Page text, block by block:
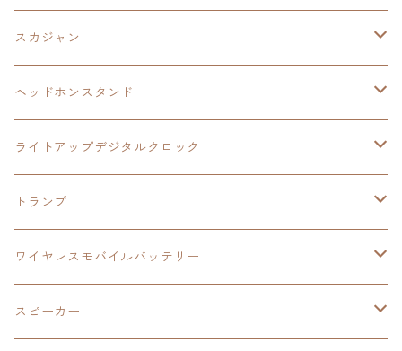
置くだけスピーカー
飾れるはがき
手帳型スマホカバー
モバイルバッテリー
オーロラアクリルスタンド
零の軌跡：改
碧の軌跡：改
創の軌跡
ケーブルステージ
イラストフレームクロック
40周年記念
黎の軌跡
3in1充電ケーブル
黎の軌跡Ⅱ
阪神タイガース
閃の軌跡Ⅲ
ソーラーパネル
LEDライト付き
閃の軌跡Ⅳ
イースⅨ
閃の軌跡Ⅳ
イースⅨ
零の軌跡：改
碧の軌跡：改
創の軌跡
黎の軌跡
閃の軌跡
スカジャン
サンリオ
ワンピース
今日から俺は！！
ゴジラ
手塚治虫
ヘッドホンスタンド
閃の軌跡Ⅳ
イースⅨ
零の軌跡：改
碧の軌跡：改
ライトアップデジタルクロック
閃の軌跡Ⅳ
イースⅨ
零の軌跡：改
トランプ
日本ファルコム
ワイヤレスモバイルバッテリー
イースⅨ
スピーカー